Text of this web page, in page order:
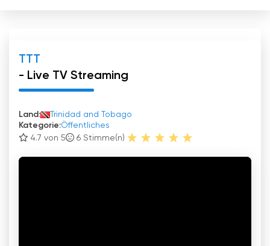
TTT
- Live TV Streaming
Land:
Trinidad and Tobago
Kategorie:Öffentliches
4.7 von 5
6 Stimme(n)